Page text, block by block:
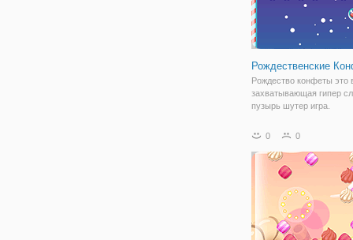
Рождественские
Рождество конфеты это
захватывающая гипер
пузырь шутер игра.
матч 3 игра, стрелять в
высокий балл!
0 0